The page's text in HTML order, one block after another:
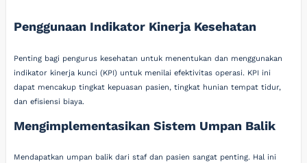
Penggunaan Indikator Kinerja Kesehatan
Penting bagi pengurus kesehatan untuk menentukan dan menggunakan
indikator kinerja kunci (KPI) untuk menilai efektivitas operasi. KPI ini
dapat mencakup tingkat kepuasan pasien, tingkat hunian tempat tidur,
dan efisiensi biaya.
Mengimplementasikan Sistem Umpan Balik
Mendapatkan umpan balik dari staf dan pasien sangat penting. Hal ini